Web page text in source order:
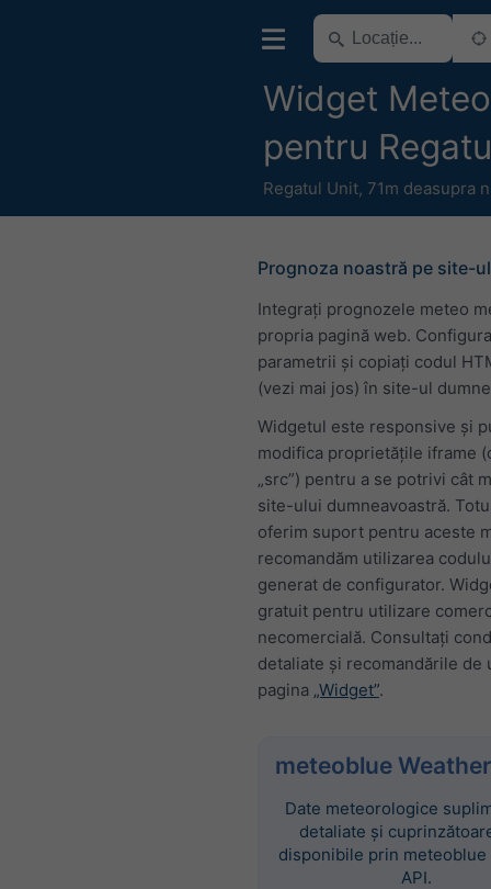
Widget
pentru
Regatul Unit, 71m deasupra
Prognoza noastră pe site-
Integrați prognozele meteo
propria pagină web.
parametrii și copiați codul
(vezi mai jos) în site-ul
Widgetul este responsive și
modifica proprietățile iframe
„src”) pentru a se potrivi cât
site-ului dumneavoastră.
oferim suport pentru aceste
recomandăm utilizarea
generat de configurator.
gratuit pentru utilizare
necomercială. Consultați
detaliate și recomandările de
pagina „Widget”.
meteoblue
Date meteorologice
detaliate și
disponibile prin meteoblue
API.